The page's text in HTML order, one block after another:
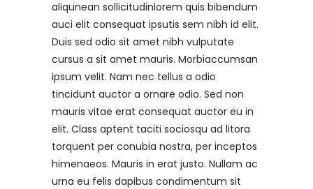
aliqunean sollicitudinlorem quis bibendum
auci elit consequat ipsutis sem nibh id elit.
Duis sed odio sit amet nibh vulputate
cursus a sit amet mauris. Morbiaccumsan
ipsum velit. Nam nec tellus a odio
tincidunt auctor a ornare odio. Sed non
mauris vitae erat consequat auctor eu in
elit. Class aptent taciti sociosqu ad litora
torquent per conubia nostra, per inceptos
himenaeos. Mauris in erat justo. Nullam ac
urna eu felis dapibus condimentum sit